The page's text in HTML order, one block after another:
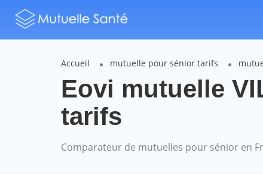
Accueil mutuelle pour sénior tarifs
Eovi mutuelle
tarifs
Comparateur de mutuelles pour sénior en